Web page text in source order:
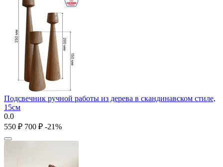
Подсвечник ручной работы из дерева в скандинавском стиле,
15см
0.0
‍550‍ ₽ ‍700‍ ₽ -21%